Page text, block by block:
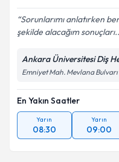
Sorunlarımı anlatırken
şekilde alacağım
Ankara Üniversitesi Diş
Emniyet Mah. Mevlana Bulvarı
En Yakın Saatler
Yarın
08:30
Yarın
09:00